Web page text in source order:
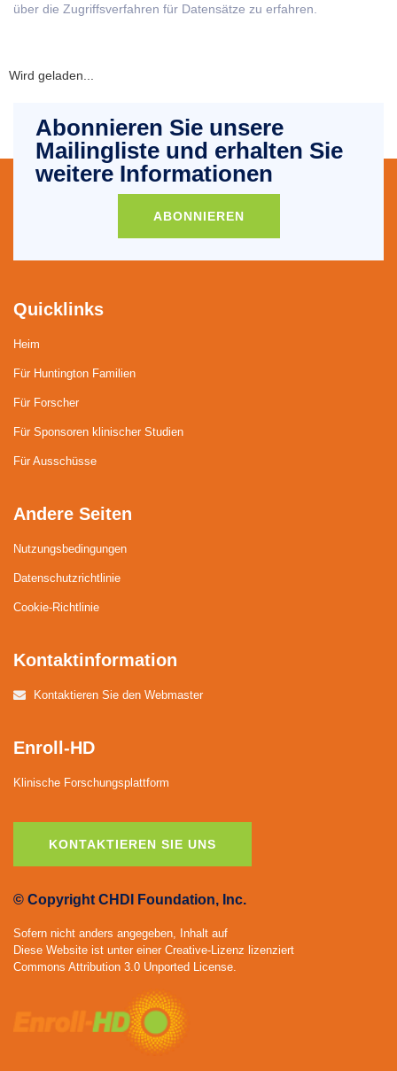
über die Zugriffsverfahren für Datensätze zu erfahren.
Wird geladen...
Abonnieren Sie unsere
Mailingliste und erhalten Sie
weitere Informationen
ABONNIEREN
Quicklinks
Heim
Für Huntington Familien
Für Forscher
Für Sponsoren klinischer Studien
Für Ausschüsse
Andere Seiten
Nutzungsbedingungen
Datenschutzrichtlinie
Cookie-Richtlinie
Kontaktinformation
Kontaktieren Sie den Webmaster
Enroll-HD
Klinische Forschungsplattform
KONTAKTIEREN SIE UNS
© Copyright CHDI Foundation, Inc.
Sofern nicht anders angegeben, Inhalt auf
Diese Website ist unter einer Creative-Lizenz lizenziert
Commons Attribution 3.0 Unported License.